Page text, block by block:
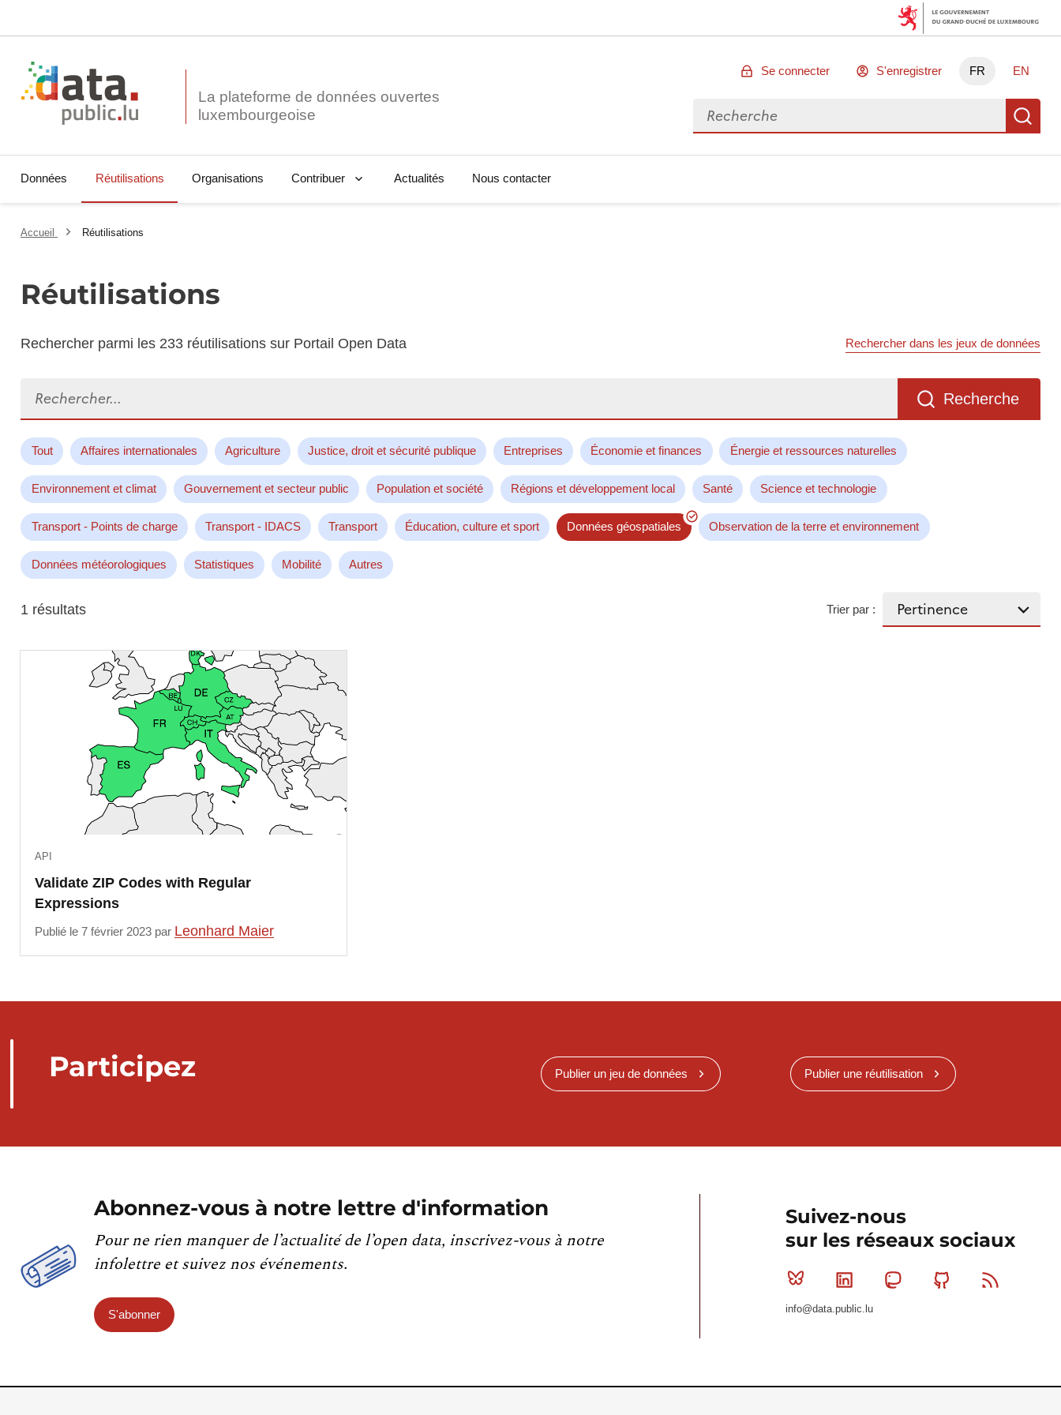
La plateforme de données ouvertes
Se connecter S'enregistrer FR EN
Rechercher des données
Données Réutilisations Organisations Contribuer Actualités Nous contacter
Accueil Réutilisations
Réutilisations
Rechercher parmi les 233 réutilisations sur Portail Open Data Rechercher dans les jeux de données
Recherche
Tout Affaires internationales Agriculture Justice, droit et sécurité publique Entreprises Économie et finances Énergie et ressources naturelles
Environnement et climat Gouvernement et secteur public Population et société Régions et développement local Santé Science et technologie
Transport - Points de charge Transport - IDACS Transport Éducation, culture et sport Données géospatiales Observation de la terre et environnement
Données météorologiques Statistiques Mobilité Autres
1 résultats Trier par :
Validate ZIP Codes with Regular
Expressions
API
Publié le 7 février 2023 par Leonhard Maier
Participez Publier un jeu de données Publier une réutilisation
Abonnez-vous à notre lettre d'information
Pour ne rien manquer de l’actualité de l’open data, inscrivez-vous à notre
infolettre et suivez nos événements.
S'abonner
Suivez-nous
sur les réseaux sociaux
Bluesky Linkedin MastodonGithub
info@data.public.lu